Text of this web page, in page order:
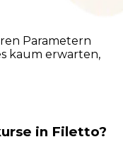
Parametern
kaum erwarten,
in Filetto?